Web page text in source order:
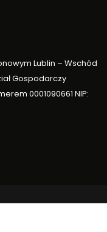
Lublin – Wschód
Gospodarczy
0001090661 NIP: